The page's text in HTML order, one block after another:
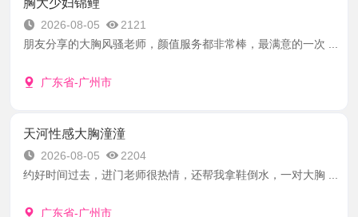
胸大少妇锦鲤
2026-08-05
2121
朋友分享的大胸风骚老师，颜值服务都非常棒，最满意的一次 ...
广东省-广州市
天河性感大胸潼潼
2026-08-05
2204
约好时间过去，进门老师很热情，还帮我拿鞋倒水，一对大胸 ...
广东省-广州市